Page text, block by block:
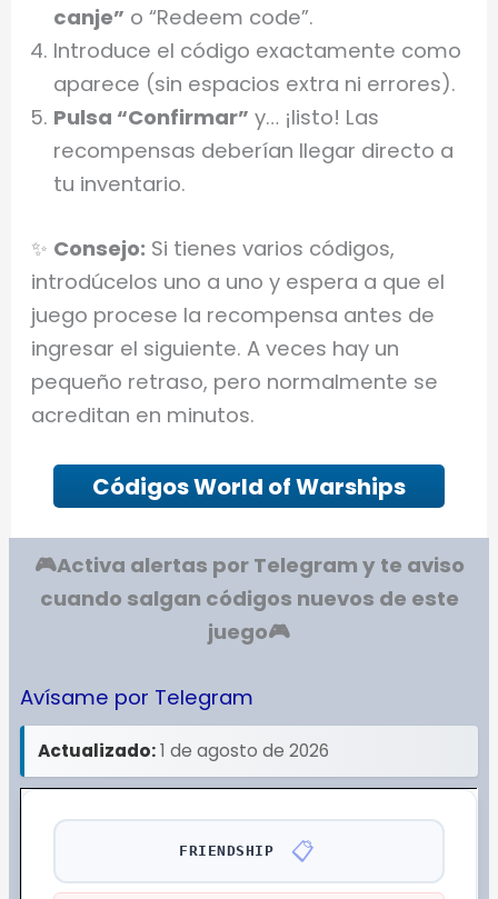
canje” o “Redeem code”.
Introduce el código exactamente como
aparece (sin espacios extra ni errores).
Pulsa “Confirmar” y… ¡listo! Las
recompensas deberían llegar directo a
tu inventario.
✨ Consejo: Si tienes varios códigos,
introdúcelos uno a uno y espera a que el
juego procese la recompensa antes de
ingresar el siguiente. A veces hay un
pequeño retraso, pero normalmente se
acreditan en minutos.
Códigos World of Warships
🎮Activa alertas por Telegram y te aviso
cuando salgan códigos nuevos de este
juego🎮
Avísame por Telegram
Actualizado:1 de agosto de 2026
FRIENDSHIP 📋